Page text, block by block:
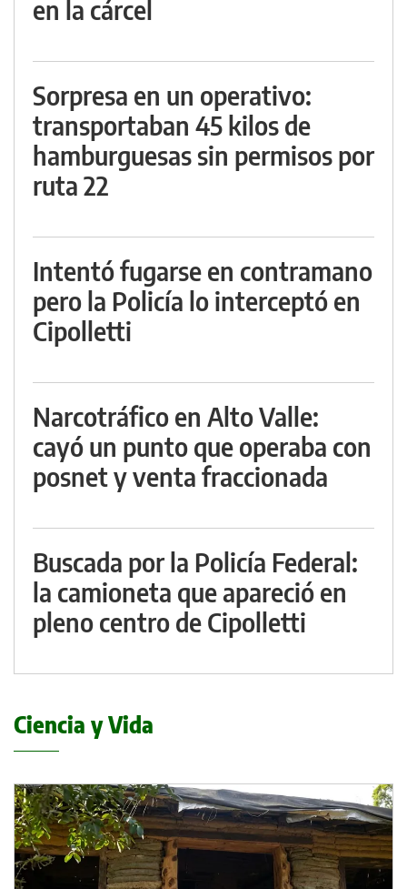
en la cárcel
Sorpresa en un operativo:
transportaban 45 kilos de
hamburguesas sin permisos por
ruta 22
Intentó fugarse en contramano
pero la Policía lo interceptó en
Cipolletti
Narcotráfico en Alto Valle:
cayó un punto que operaba con
posnet y venta fraccionada
Buscada por la Policía Federal:
la camioneta que apareció en
pleno centro de Cipolletti
Ciencia y Vida